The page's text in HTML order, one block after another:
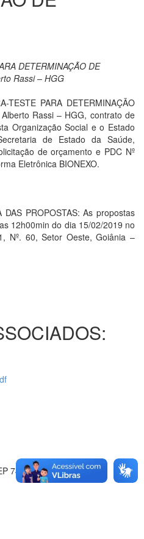
DETERMINAÇÃO DE
Rassi – HGG
TESTE PARA DETERMINAÇÃO
Rassi – HGG, contrato de
Organização Social e o Estado
de Estado da Saúde,
de orçamento e PDC Nº
Eletrônica BIONEXO.
DAS PROPOSTAS: As propostas
12h00min do dia 15/02/2019 no
Nº. 60, Setor Oeste, Goiânia –
74.115-040